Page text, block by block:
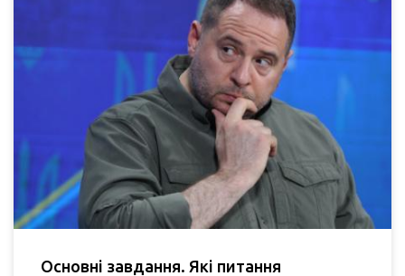
Основні завдання. Які питання